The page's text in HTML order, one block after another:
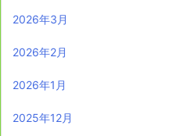
2026年3月
2026年2月
2026年1月
2025年12月